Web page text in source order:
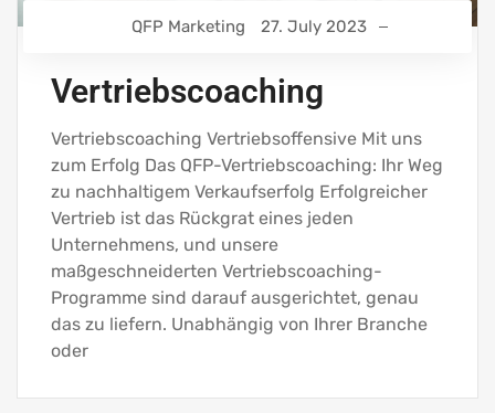
QFP Marketing 27. July 2023
Vertriebscoaching
Vertriebscoaching Vertriebsoffensive Mit uns
zum Erfolg Das QFP-Vertriebscoaching: Ihr Weg
zu nachhaltigem Verkaufserfolg Erfolgreicher
Vertrieb ist das Rückgrat eines jeden
Unternehmens, und unsere
maßgeschneiderten Vertriebscoaching-
Programme sind darauf ausgerichtet, genau
das zu liefern. Unabhängig von Ihrer Branche
oder